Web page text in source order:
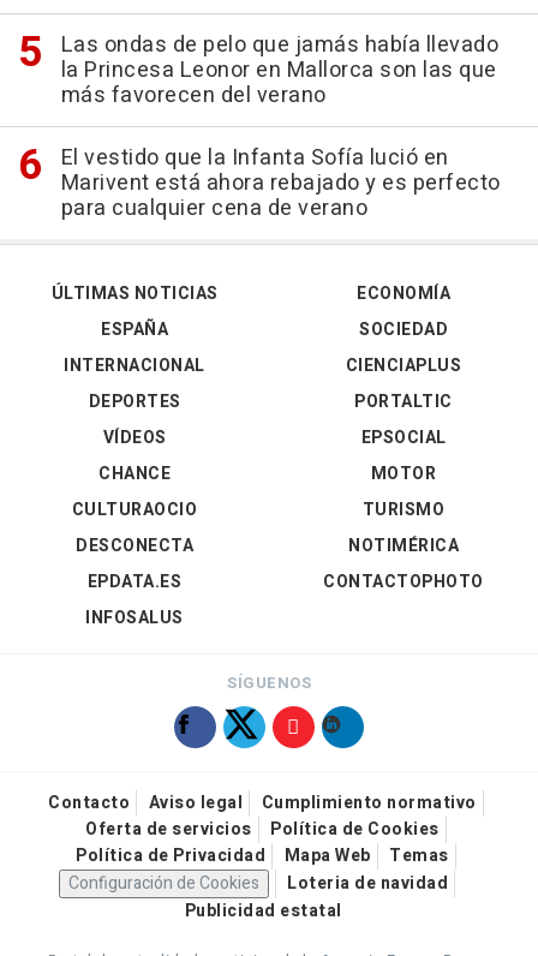
Las ondas de pelo que jamás había llevado
la Princesa Leonor en Mallorca son las que
más favorecen del verano
El vestido que la Infanta Sofía lució en
Marivent está ahora rebajado y es perfecto
para cualquier cena de verano
ÚLTIMAS NOTICIAS
ESPAÑA
INTERNACIONAL
DEPORTES
VÍDEOS
ECONOMÍA
SOCIEDAD
CIENCIAPLUS
PORTALTIC
EPSOCIAL
CHANCE
CULTURAOCIO
DESCONECTA
EPDATA.ES
INFOSALUS
MOTOR
TURISMO
NOTIMÉRICA
CONTACTOPHOTO
SÍGUENOS
Contacto Aviso legal
Cumplimiento normativo
Oferta de servicios
Política de Cookies
Política de Privacidad
Mapa Web
Temas
Configuración de Cookies
Loteria de navidad
Publicidad estatal